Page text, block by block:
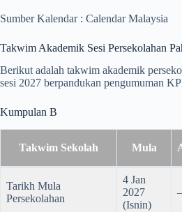
Sumber Kalendar : Calendar Malaysia
Takwim Akademik Sesi Persekolahan
Berikut adalah takwim akademik
sesi 2027 berpandukan pengumuman
Kumpulan B
Takwim Sekolah Mula
Tarikh Mula
Persekolahan
4 Jan
2027
(Isnin)
–